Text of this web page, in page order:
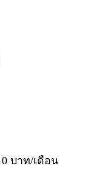
บาท/เดือน